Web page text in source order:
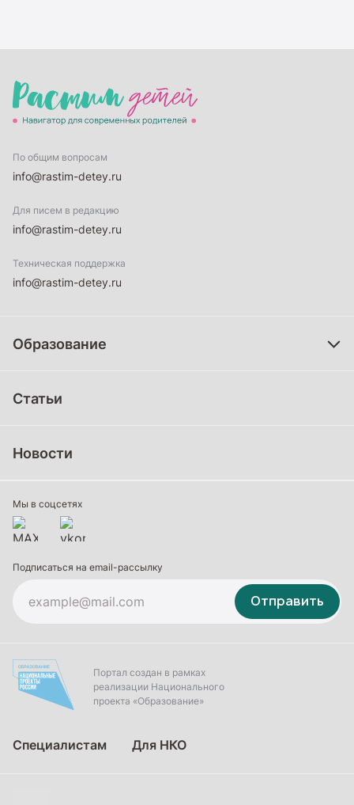
По общим вопросам
info@rastim-detey.ru
Для писем в редакцию
info@rastim-detey.ru
Техническая поддержка
info@rastim-detey.ru
Образование
Дополнительное образование
Статьи
Новости
Мы в соцсетях
Подписаться на email-рассылку
Отправить
Портал создан в рамках
реализации Национального
проекта «Образование»
Специалистам Для НКО